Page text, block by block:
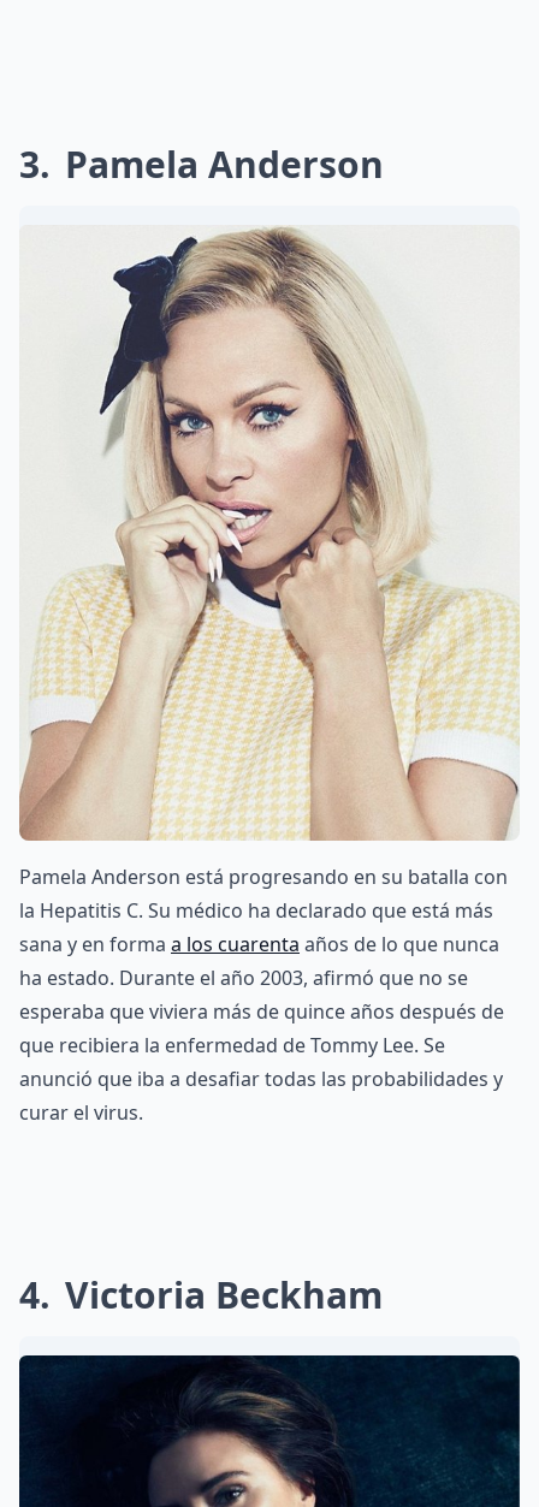
3 Pamela Anderson
Pamela Anderson está progresando en su batalla con
la Hepatitis C. Su médico ha declarado que está más
sana y en forma a los cuarenta años de lo que nunca
ha estado. Durante el año 2003, afirmó que no se
esperaba que viviera más de quince años después de
que recibiera la enfermedad de Tommy Lee. Se
anunció que iba a desafiar todas las probabilidades y
curar el virus.
4 Victoria Beckham